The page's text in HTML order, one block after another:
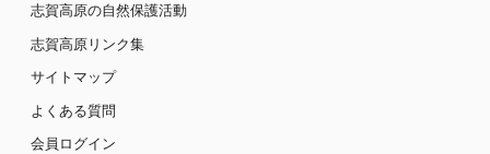
志賀高原の自然保護活動
志賀高原リンク集
サイトマップ
よくある質問
会員ログイン